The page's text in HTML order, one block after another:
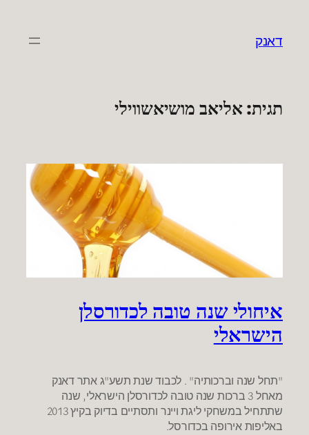
דאנק
תגית:אליאב מושיאשווילי
איחולי שנה טובה לכדורסלן
הישראלי
"תחל שנה וברכותיה" . לכבוד שנת תשע"ג אתר דאנק
מאחל 3 ברכות שנה טובה לכדורסלן הישראלי, שנה
שתתחיל במשחקי ליגת ויינר ותסתיים בדיוק בקיץ 2013
באליפות אירופה בכדורסל.